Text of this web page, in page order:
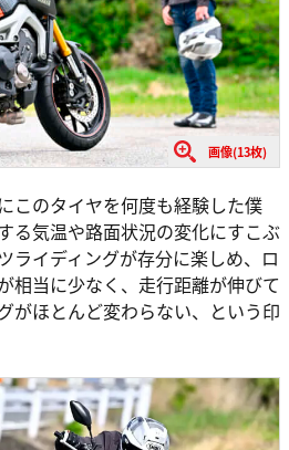
画像(13枚)
このタイヤを何度も経験した僕
る気温や路面状況の変化にすこぶ
ライディングが存分に楽しめ、ロ
相当に少なく、走行距離が伸びて
がほとんど変わらない、という印